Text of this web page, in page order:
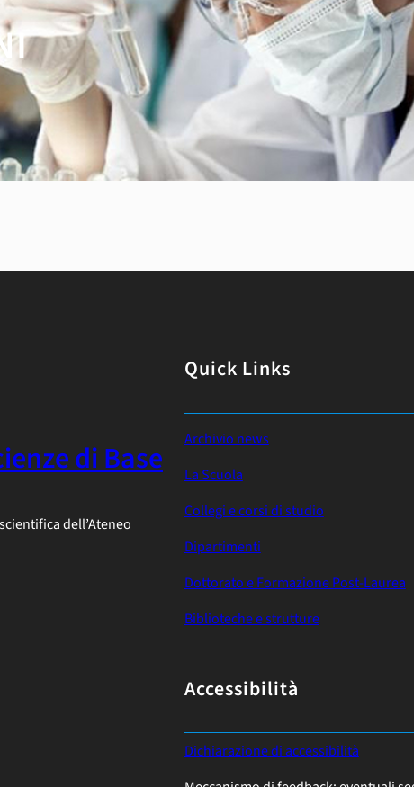
di Base
dell’Ateneo
Quick Links
Archivio news
La Scuola
Collegi e corsi di studio
Dipartimenti
Dottorato e Formazione Post-Laurea
Biblioteche e strutture
Accessibilità
Dichiarazione di accessibilità: